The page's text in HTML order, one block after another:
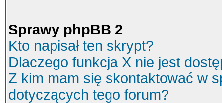
Sprawy phpBB 2
Kto napisał ten skrypt?
Dlaczego funkcja X nie jest
Z kim mam się skontaktować w
dotyczących tego forum?